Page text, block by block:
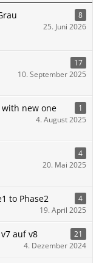
8
25. Juni 2026
17
10. September 2025
with new one
1
4. August 2025
4
20. Mai 2025
to Phase2
4
19. April 2025
auf v8
21
4. Dezember 2024